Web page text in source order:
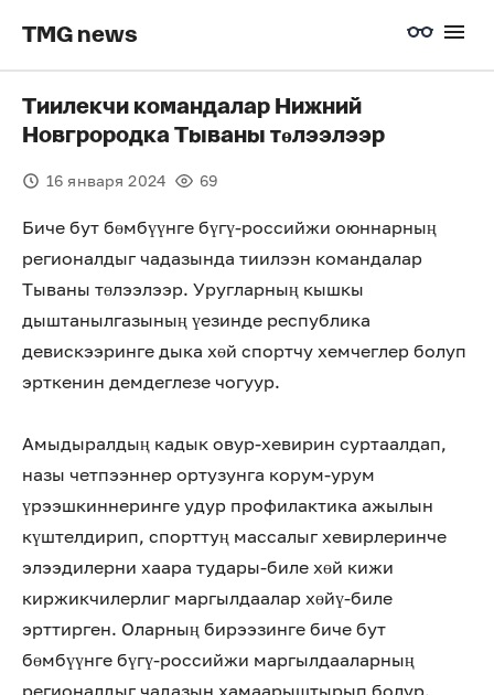
TMG news
Тиилекчи командалар Нижний
Новгрородка Тываны төлээлээр
16 января 2024 69
Биче бут бөмбүүнге бүгү-российжи оюннарның
регионалдыг чадазында тиилээн командалар
Тываны төлээлээр. Уругларның кышкы
дыштанылгазының үезинде республика
девискээринге дыка хөй спортчу хемчеглер болуп
эрткенин демдеглезе чогуур.
Амыдыралдың кадык овур-хевирин суртаалдап,
назы четпээннер ортузунга корум-урум
үрээшкиннеринге удур профилактика ажылын
күштелдирип, спорттуң массалыг хевирлеринче
элээдилерни хаара тудары-биле хөй кижи
киржикчилерлиг маргылдаалар хөйү-биле
эрттирген. Оларның бирээзинге биче бут
бөмбүүнге бүгү-российжи маргылдааларның
регионалдыг чадазын хамаарыштырып болур.